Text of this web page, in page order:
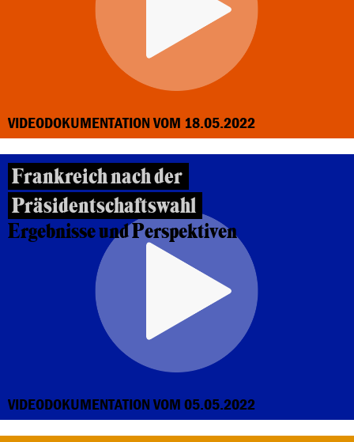
VIDEODOKUMENTATION VOM 18.05.2022
Frankreich nach der
Präsidentschaftswahl
Ergebnisse und Perspektiven
VIDEODOKUMENTATION VOM 05.05.2022